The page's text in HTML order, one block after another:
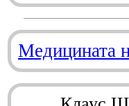
Медицината